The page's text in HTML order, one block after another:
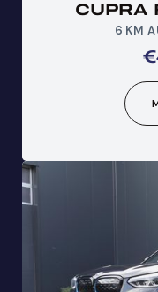
CUPRA
6 KM
€